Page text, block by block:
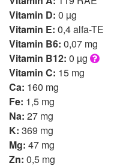
Vitamin D: 0 µg
Vitamin E: 0,4 alfa-TE
Vitamin B6: 0,07 mg
Vitamin B12: 0 µg
Vitamin C: 15 mg
Ca: 160 mg
Fe: 1,5 mg
Na: 27 mg
K: 369 mg
Mg: 47 mg
Zn: 0,5 mg